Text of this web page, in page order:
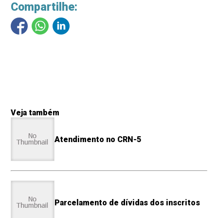
Compartilhe:
Veja também
Atendimento no CRN-5
Parcelamento de dívidas dos inscritos